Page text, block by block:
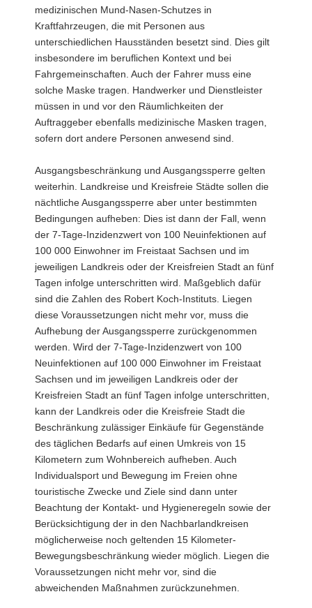
medizinischen Mund-Nasen-Schutzes in
Kraftfahrzeugen, die mit Personen aus
unterschiedlichen Hausständen besetzt sind. Dies gilt
insbesondere im beruflichen Kontext und bei
Fahrgemeinschaften. Auch der Fahrer muss eine
solche Maske tragen. Handwerker und Dienstleister
müssen in und vor den Räumlichkeiten der
Auftraggeber ebenfalls medizinische Masken tragen,
sofern dort andere Personen anwesend sind.
Ausgangsbeschränkung und Ausgangssperre gelten
weiterhin. Landkreise und Kreisfreie Städte sollen die
nächtliche Ausgangssperre aber unter bestimmten
Bedingungen aufheben: Dies ist dann der Fall, wenn
der 7-Tage-Inzidenzwert von 100 Neuinfektionen auf
100 000 Einwohner im Freistaat Sachsen und im
jeweiligen Landkreis oder der Kreisfreien Stadt an fünf
Tagen infolge unterschritten wird. Maßgeblich dafür
sind die Zahlen des Robert Koch-Instituts. Liegen
diese Voraussetzungen nicht mehr vor, muss die
Aufhebung der Ausgangssperre zurückgenommen
werden. Wird der 7-Tage-Inzidenzwert von 100
Neuinfektionen auf 100 000 Einwohner im Freistaat
Sachsen und im jeweiligen Landkreis oder der
Kreisfreien Stadt an fünf Tagen infolge unterschritten,
kann der Landkreis oder die Kreisfreie Stadt die
Beschränkung zulässiger Einkäufe für Gegenstände
des täglichen Bedarfs auf einen Umkreis von 15
Kilometern zum Wohnbereich aufheben. Auch
Individualsport und Bewegung im Freien ohne
touristische Zwecke und Ziele sind dann unter
Beachtung der Kontakt- und Hygieneregeln sowie der
Berücksichtigung der in den Nachbarlandkreisen
möglicherweise noch geltenden 15 Kilometer-
Bewegungsbeschränkung wieder möglich. Liegen die
Voraussetzungen nicht mehr vor, sind die
abweichenden Maßnahmen zurückzunehmen.